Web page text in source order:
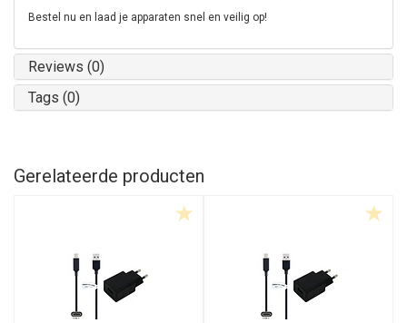
Bestel nu en laad je apparaten snel en veilig op!
Reviews (0)
Tags (0)
Gerelateerde producten